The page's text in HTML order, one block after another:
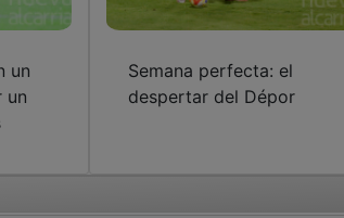
un
un
Semana perfecta: el
despertar del Dépor